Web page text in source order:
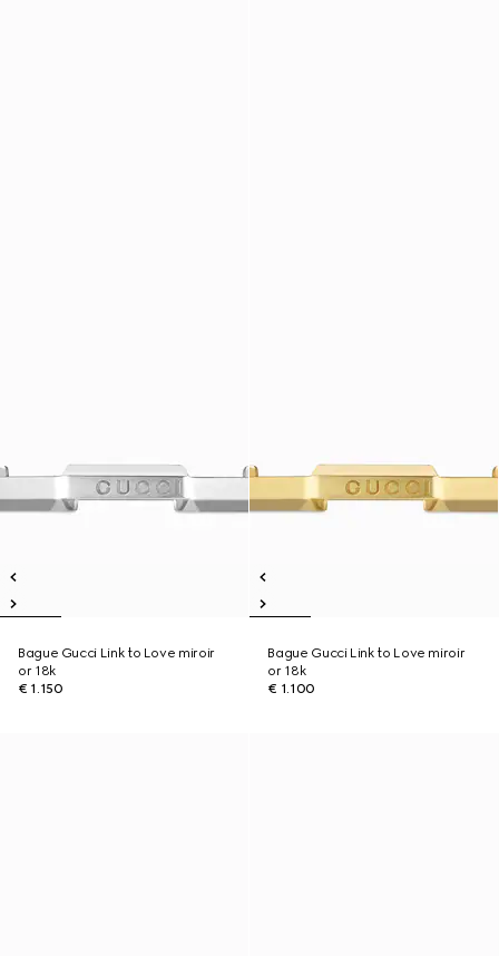
Bague Gucci Link to Love miroir
or 18k
€ 1.150
Bague Gucci Link to Love miroir
or 18k
€ 1.100